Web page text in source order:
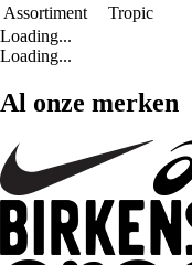
Assortiment
Tropic
Loading...
Loading...
Al onze merken